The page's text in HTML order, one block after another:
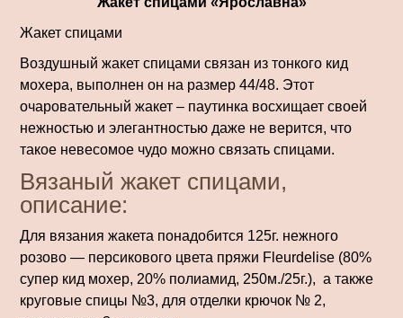
Жакет спицами
Воздушный жакет спицами связан из тонкого кид
мохера, выполнен он на размер 44/48. Этот
очаровательный жакет – паутинка восхищает своей
нежностью и элегантностью даже не верится, что
такое невесомое чудо можно связать спицами.
Вязаный жакет спицами,
описание:
Для вязания жакета понадобится 125г. нежного
розово — персикового цвета пряжи Fleurdelise (80%
супер кид мохер, 20% полиамид, 250м./25г.), а также
круговые спицы №3, для отделки крючок № 2,